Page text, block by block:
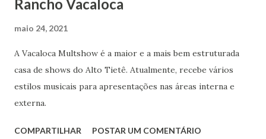
Rancho Vacaloca
maio 24, 2021
A Vacaloca Multshow é a maior e a mais bem estruturada
casa de shows do Alto Tietê. Atualmente, recebe vários
estilos musicais para apresentações nas áreas interna e
externa.
COMPARTILHAR
POSTAR UM COMENTÁRIO